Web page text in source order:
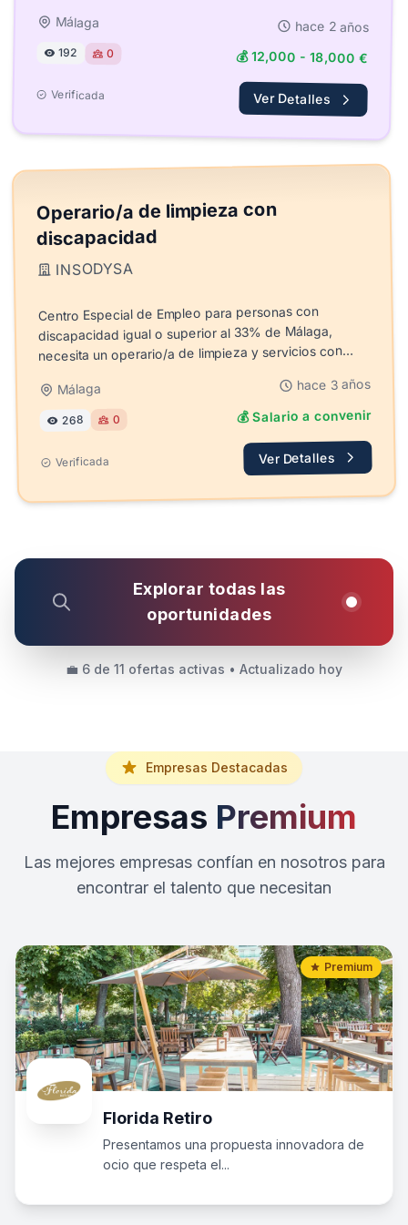
Málaga hace 2 años
192 0 💰 12,000 - 18,000 €
Verificada Ver Detalles
Operario/a de limpieza con
discapacidad
INSODYSA
Centro Especial de Empleo para personas con
discapacidad igual o superior al 33% de Málaga,
necesita un operario/a de limpieza y servicios con
Málaga hace 3 años
268 0 💰 Salario a convenir
Verificada Ver Detalles
Explorar todas las
oportunidades
💼 6 de 11 ofertas activas • Actualizado hoy
Empresas Destacadas
Empresas Premium
Las mejores empresas confían en nosotros para
encontrar el talento que necesitan
Premium
Florida Retiro
Presentamos una propuesta innovadora de
ocio que respeta el...